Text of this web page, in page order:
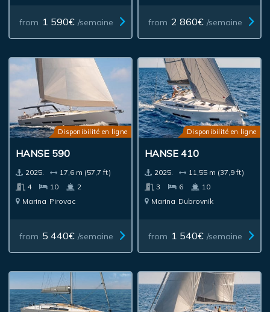
from 1 590€ /semaine from 2 860€ /semaine
Disponibilité en ligne
HANSE 590
2025.
17,6 m (57,7 ft)
4
10
2
Marina Pirovac
from 5 440€ /semaine
Disponibilité en ligne
HANSE 410
2025.
11,55 m (37,9 ft)
3
6
10
Marina Dubrovnik
from 1 540€ /semaine